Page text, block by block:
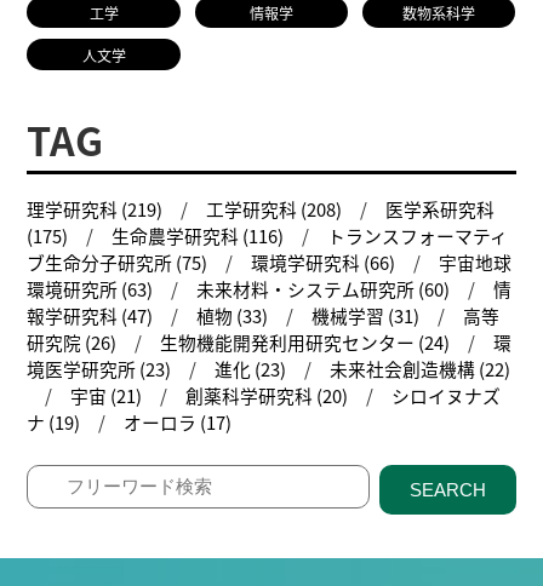
工学 情報学 数物系科学
人文学
TAG
理学研究科 (219) 工学研究科 (208)
医学系研究科
(175)
生命農学研究科 (116)
トランスフォーマティ
ブ生命分子研究所 (75)
環境学研究科 (66)
宇宙地球
環境研究所 (63)
未来材料・システム研究所 (60)
情
報学研究科 (47)
植物 (33) 機械学習 (31)
高等
研究院 (26)
生物機能開発利用研究センター (24)
環
境医学研究所 (23)
進化 (23)
未来社会創造機構 (22)
宇宙 (21)
創薬科学研究科 (20)
シロイヌナズ
ナ (19)
オーロラ (17)
SEARCH